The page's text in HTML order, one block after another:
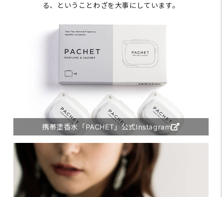
る、ということわざを大事にしています。
携帯塗香水「PACHET」公式Instagram